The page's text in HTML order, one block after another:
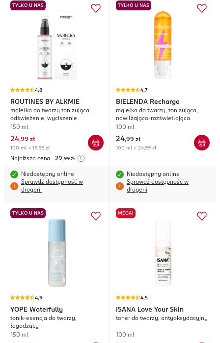
TYLKO U NAS
4,8
ROUTINES BY ALKMIE
mgiełka do twarzy tonizująca,
odświeżenie, wyciszenie
150 ml
24,99 zł
100 ml = 16,66 zł
Najniższa cena: 29,99 zł
Niedostępny online
Sprawdź dostępność w
drogerii
TYLKO U NAS
4,7
BIELENDA Recharge
mgiełka do twarzy, tonizująca,
nawilżająco-rozświetlająca
100 ml
24,99 zł
100 ml = 24,99 zł
Niedostępny online
Sprawdź dostępność w
drogerii
TYLKO U NAS
4,9
YOPE Waterfully
tonik-esencja do twarzy,
łagodzący
150 ml
MEGA!
4,5
ISANA Love Your Skin
toner do twarzy, antyoksydacyjny
100 ml